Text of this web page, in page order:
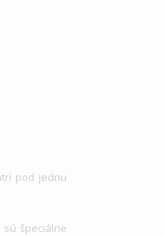
pod jednu
špeciálne